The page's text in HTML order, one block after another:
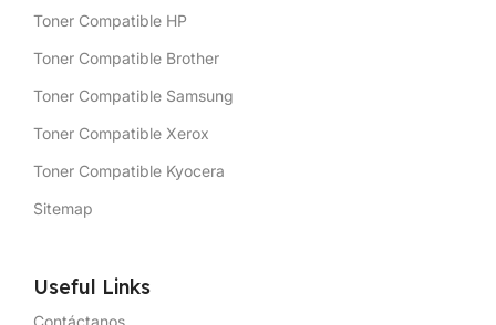
Toner Compatible HP
Toner Compatible Brother
Toner Compatible Samsung
Toner Compatible Xerox
Toner Compatible Kyocera
Sitemap
Useful Links
Contáctanos